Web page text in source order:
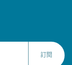
訂閱